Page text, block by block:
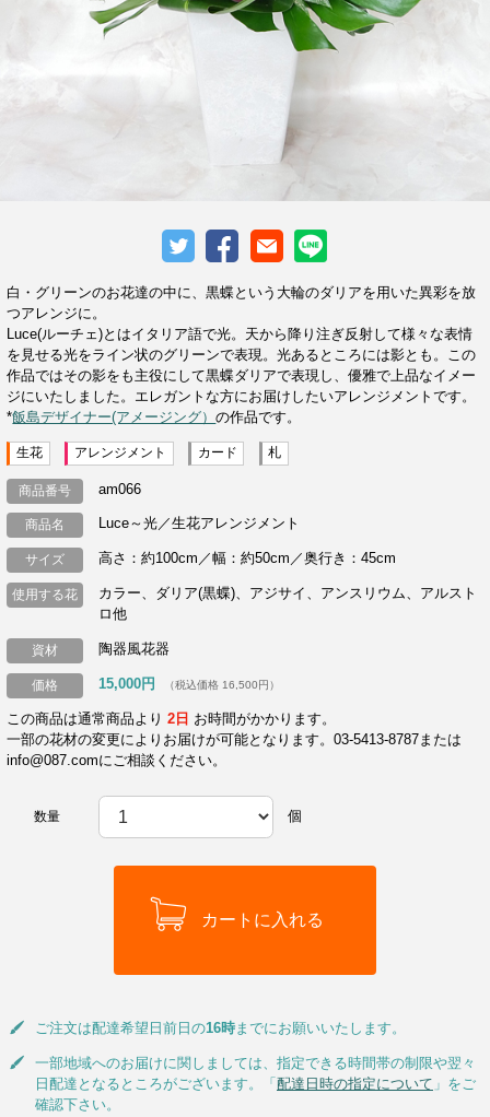
白・グリーンのお花達の中に、黒蝶という大輪のダリアを用いた異彩を放
つアレンジに。
Luce(ルーチェ)とはイタリア語で光。天から降り注ぎ反射して様々な表情
を見せる光をライン状のグリーンで表現。光あるところには影とも。この
作品ではその影をも主役にして黒蝶ダリアで表現し、優雅で上品なイメー
ジにいたしました。エレガントな方にお届けしたいアレンジメントです。
*飯島デザイナー(アメージング）の作品です。
生花 アレンジメント カード 札
商品番号 am066
商品名 Luce～光／生花アレンジメント
サイズ 高さ：約100cm／幅：約50cm／奥行き：45cm
使用する花
カラー、ダリア(黒蝶)、アジサイ、アンスリウム、アルスト
ロ他
資材 陶器風花器
価格 15,000円 （税込価格 16,500円）
この商品は通常商品より2日 お時間がかかります。
一部の花材の変更によりお届けが可能となります。03-5413-8787または
info@087.comにご相談ください。
数量 個
ご注文は配達希望日前日の16時までにお願いいたします。
一部地域へのお届けに関しましては、指定できる時間帯の制限や翌々
日配達となるところがございます。「配達日時の指定について 」をご
確認下さい。